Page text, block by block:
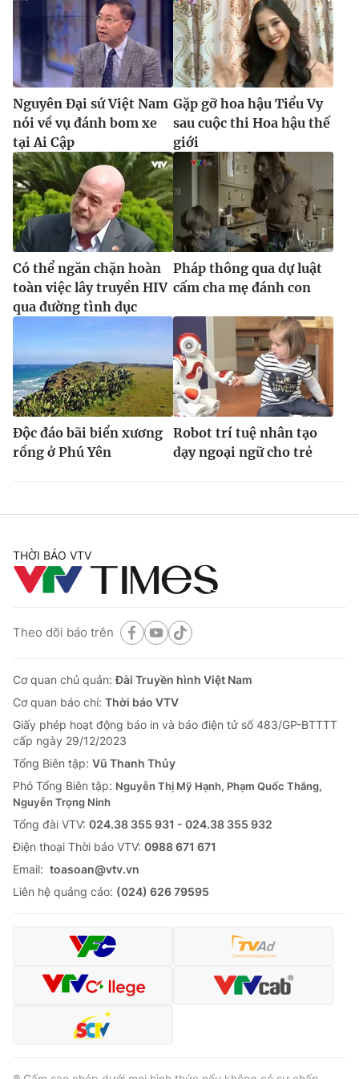
Ðiện thoại Thời báo VTV:
024.66 897 897
toasoan@vtv.vn
Liên hệ quảng cáo:024-7300.7108
® Cấm sao chép dưới mọi hình thức nếu không có sự chấp
thuận bằng văn bản. Ghi rõ nguồn VTV.vn khi phát hành lại
thông tin từ website này.
Nguyên Đại sứ Việt Nam
nói về vụ đánh bom xe
tại Ai Cập
Gặp gỡ hoa hậu Tiểu Vy
sau cuộc thi Hoa hậu thế
giới
Có thể ngăn chặn hoàn
toàn việc lây truyền HIV
qua đường tình dục
Pháp thông qua dự luật
cấm cha mẹ đánh con
Độc đáo bãi biển xương
rồng ở Phú Yên
Robot trí tuệ nhân tạo
dạy ngoại ngữ cho trẻ
THỜI BÁO VTV
Theo dõi báo trên
Cơ quan chủ quản:Đài Truyền hình Việt Nam
Cơ quan báo chí: Thời báo VTV
Giấy phép hoạt động báo in và báo điện tử số 483/GP-BTTTT
cấp ngày 29/12/2023
Tổng Biên tập: Vũ Thanh Thủy
Phó Tổng Biên tập: Nguyễn Thị Mỹ Hạnh, Phạm Quốc Thắng,
Nguyễn Trọng Ninh
Tổng đài VTV: 024.38 355 931 - 024.38 355 932
Ðiện thoại Thời báo VTV: 0988 671 671
Email: toasoan@vtv.vn
Liên hệ quảng cáo: (024) 626 79595